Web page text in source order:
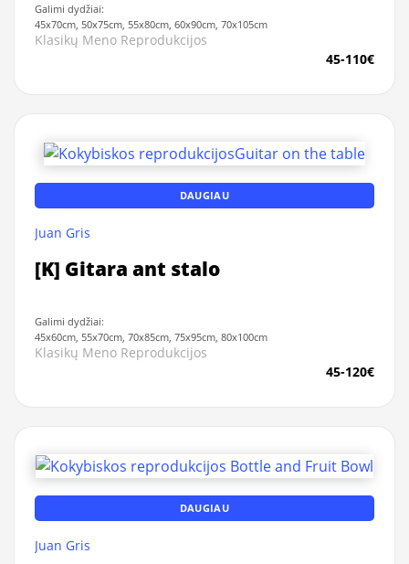
Galimi dydžiai:
45x70cm, 50x75cm, 55x80cm, 60x90cm, 70x105cm
Klasikų Meno Reprodukcijos
45-110€
DAUGIAU
Juan Gris
[K] Gitara ant stalo
Galimi dydžiai:
45x60cm, 55x70cm, 70x85cm, 75x95cm, 80x100cm
Klasikų Meno Reprodukcijos
45-120€
DAUGIAU
Juan Gris